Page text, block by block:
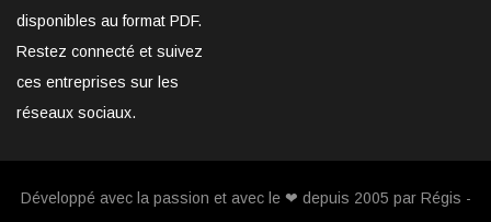
disponibles au format PDF.
Restez connecté et suivez
ces entreprises sur les
réseaux sociaux.
Développé avec la passion et avec le ❤ depuis 2005 par Régis -